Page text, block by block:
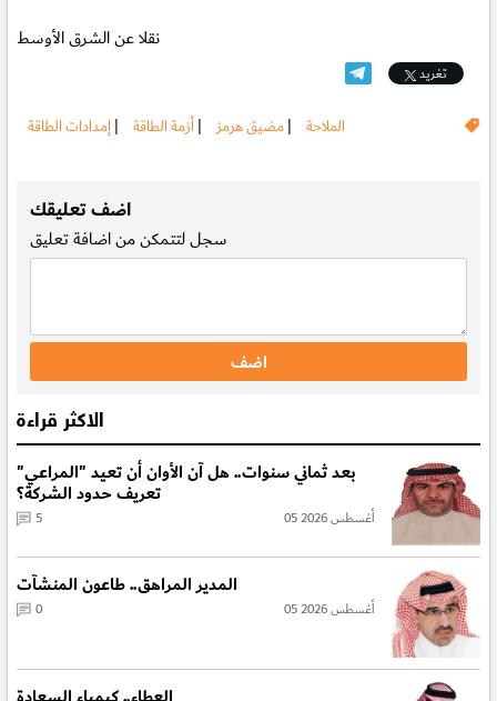
نقلا عن الشرق الأوسط
تغريد
الملاحة |مضيق هرمز |أزمة الطاقة |إمدادات الطاقة
اضف تعليقك
سجللتتمكن من اضافة تعليق
الاكثر قراءة
بعد ثماني سنوات.. هل آن الأوان أن تعيد "المراعي"
تعريف حدود الشركة؟
05 أغسطس 2026 5
المدير المراهق.. طاعون المنشآت
05 أغسطس 2026 0